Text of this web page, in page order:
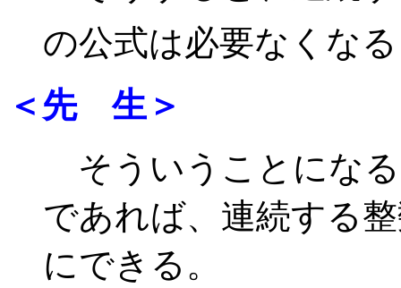
の公式は必要なくな
＜先 生＞
そういうことになる
であれば、連続する
にできる。